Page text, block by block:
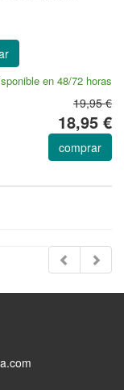
en 48/72 horas
19,95 €
18,95 €
comprar